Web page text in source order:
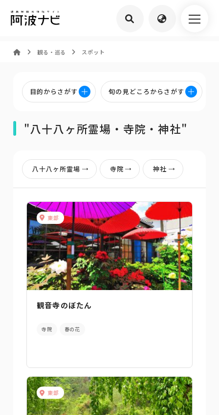
観る・巡る スポット
目的からさがす 旬の見どころからさがす
"八十八ヶ所霊場・寺院・神社"
八十八ヶ所霊場 寺院 神社
東部
観音寺のぼたん
寺院 春の花
東部